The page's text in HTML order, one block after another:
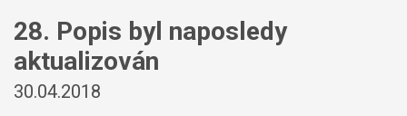
28. Popis byl naposledy
aktualizován
30.04.2018